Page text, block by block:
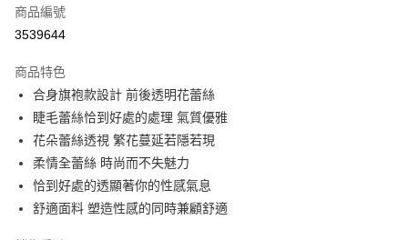
超商取貨付款
Apple Pay
街口支付
悠遊付
ATM付款
商品編號
3539644
商品特色
合身旗袍款設計 前後透明花蕾絲
睫毛蕾絲恰到好處的處理 氣質優雅
花朵蕾絲透視 繁花蔓延若隱若現
柔情全蕾絲 時尚而不失魅力
恰到好處的透顯著你的性感氣息
舒適面料 塑造性感的同時兼顧舒適